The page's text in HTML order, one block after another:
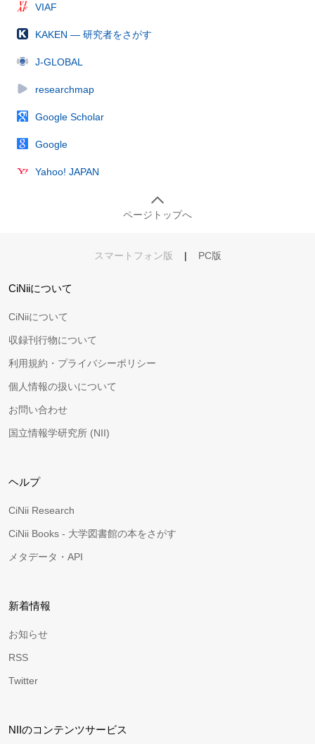
VIAF
KAKEN — 研究者をさがす
J-GLOBAL
researchmap
Google Scholar
Google
Yahoo! JAPAN
ページトップへ
スマートフォン版 | PC版
CiNiiについて
CiNiiについて
収録刊行物について
利用規約・プライバシーポリシー
個人情報の扱いについて
お問い合わせ
国立情報学研究所 (NII)
ヘルプ
CiNii Research
CiNii Books - 大学図書館の本をさがす
メタデータ・API
新着情報
お知らせ
RSS
Twitter
NIIのコンテンツサービス